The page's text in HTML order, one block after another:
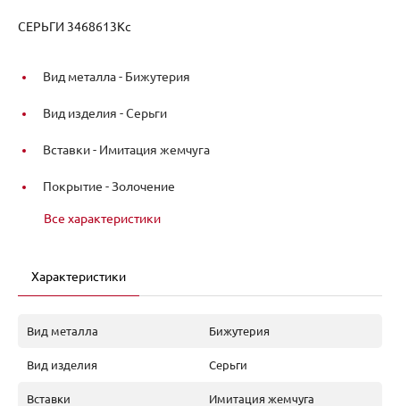
СЕРЬГИ 3468613Кс
Вид металла - Бижутерия
Вид изделия -Серьги
Вставки - Имитация жемчуга
Покрытие -Золочение
Все характеристики
Характеристики
Вид металла Бижутерия
Вид изделия Серьги
Вставки Имитация жемчуга